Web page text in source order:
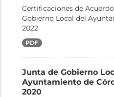
Certificaciones de
Gobierno Local del
2022
PDF
Junta de Gobierno
Ayuntamiento de
2020